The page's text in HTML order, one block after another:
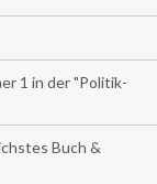
1 in der "Politik-
Buch &